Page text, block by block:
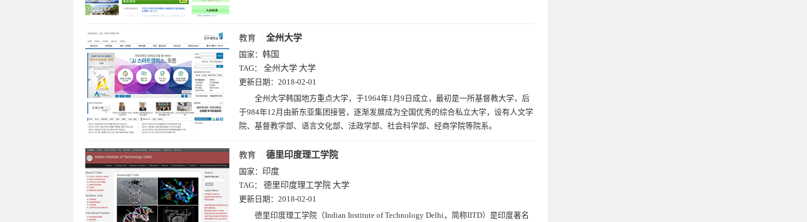
教育 全州大学
国家： 韩国
TAG： 全州大学 大学
更新日期： 2018-02-01
全州大学韩国地方重点大学，于1964年1月9日成立，最初是一所基督教大学，后
于984年12月由新东亚集团接管，逐渐发展成为全国优秀的综合私立大学，设有人文学
院、基督教学部、语言文化部、法政学部、社会科学部、经商学院等院系。
教育 德里印度理工学院
国家： 印度
TAG： 德里印度理工学院 大学
更新日期： 2018-02-01
德里印度理工学院（Indian Institute of Technology Delhi，简称IITD）是印度著名